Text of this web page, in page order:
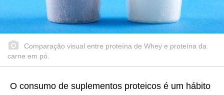
Comparação visual entre proteína de Whey e proteína da
carne em pó.
O consumo de suplementos proteicos é um hábito